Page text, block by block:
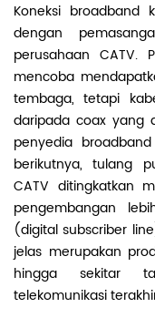
Koneksi
dengan
perusahaan CATV.
mencoba
tembaga, tetapi
daripada coax yang
penyedia
berikutnya, tulang
CATV ditingkatkan
pengembangan
(digital subscriber
jelas merupakan
hingga sekitar
telekomunikasi